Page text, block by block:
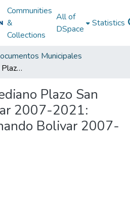
Communities
&
Collections
All of
DSpace
Statistics
Municipales
Marco Fiscal Mediano Plazo San Fernando Bolivar 2007-2021: MFMP San Fernando Bolivar 2007-2021
Plazo San
2007-2021:
Bolivar 2007-